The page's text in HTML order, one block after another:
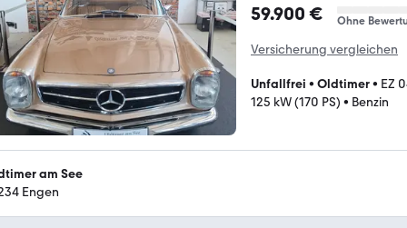
59.900 € Ohne
Versicherung vergleichen
Unfallfrei • Oldtimer• EZ
125 kW (170 PS) • Benzin
am See
Engen